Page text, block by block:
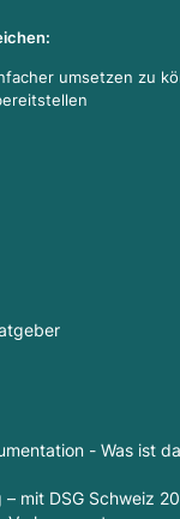
umsetzen zu
- Was ist
mit DSG Schweiz